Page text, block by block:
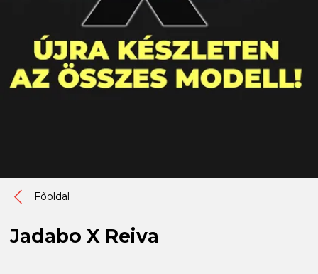
Főoldal
Jadabo X Reiva